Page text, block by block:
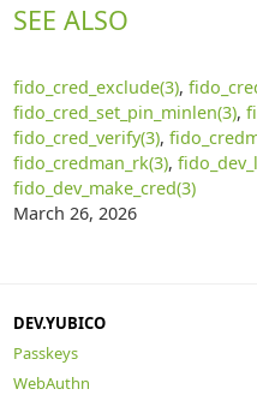
SEE ALSO
fido_cred_exclude(3),
fido_cred_set_pin_minlen(3),
fido_cred_verify(3),
fido_credman_rk(3),
fido_dev_make_cred(3)
March 26, 2026
DEV.YUBICO
Passkeys
WebAuthn